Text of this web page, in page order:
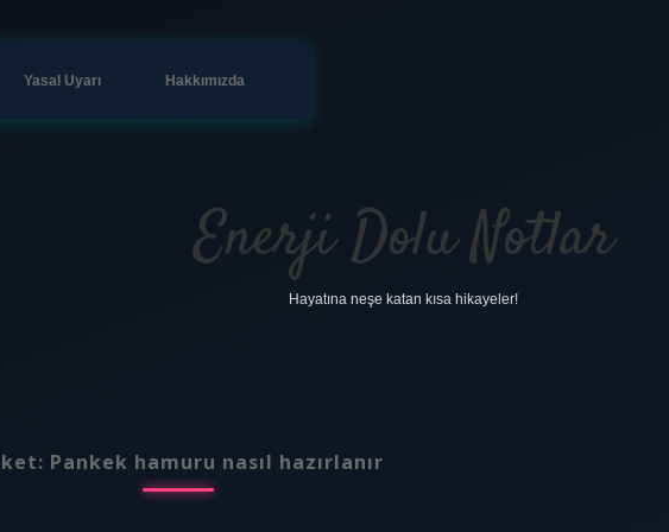
Yasal Uyarı Hakkımızda
Enerji Dolu Notlar
Hayatına neşe katan kısa hikayeler!
Pankek hamuru nasıl hazırlanır